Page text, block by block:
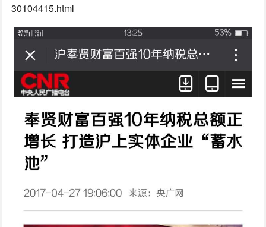
30104415.html